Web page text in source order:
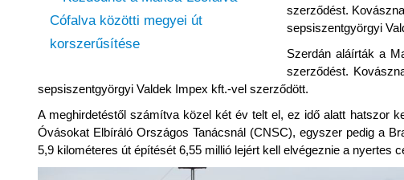
szerződést.
sepsiszentgyörgyi
Szerdán aláírták a
szerződést.
sepsiszentgyörgyi Valdek Impex kft.-vel szerződött.
A meghirdetéstől számítva közel két év telt el, ez idő alatt hatszor
Óvásokat Elbíráló Országos Tanácsnál (CNSC), egyszer pedig a
5,9 kilométeres út építését 6,55 millió lejért kell elvégeznie a nyertes